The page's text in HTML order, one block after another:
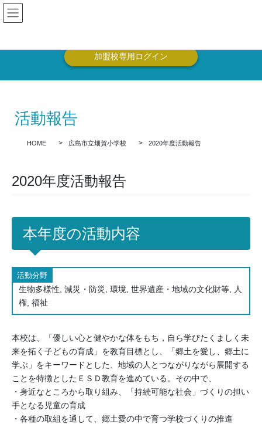
コ
ン
移
ナ
ビ
ン
加盟校専用ログイン
活動報告
HOME 広島市立畑賀小学校 2020年度活動報告
2020年度活動報告
本年度の活動内容
活動分野
生物多様性, 減災・防災, 環境, 世界遺産・地域の文化財等, 人
権, 福祉
本校は、「優しい心と健やかな体をもち，自ら学びたくましく未
来を拓く子どもの育成」を教育目標とし、「郷土を愛し、郷土に
学ぶ」をキーワードとした、地域の人とつながりながら展開する
ことを特徴としたＥＳＤ教育を進めている。その中で、
・身近なところから取り組み、「持続可能な社会」づくりの担い
手となる児童の育成
・各種の取組を通して、郷土愛の中で育つ学校づくりの推進